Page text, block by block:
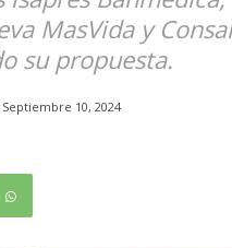
MasVida y
su propuesta.
Septiembre 10, 2024